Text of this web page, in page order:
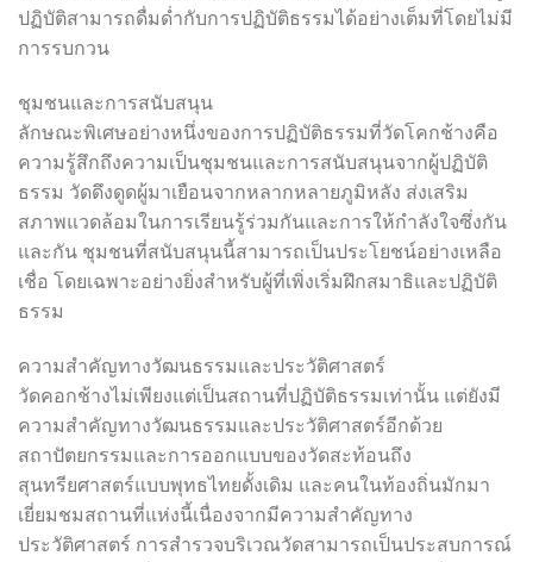
ปฏิบัติสามารถดื่มด่ำกับการปฏิบัติธรรมได้อย่างเต็มที่โดยไม่มี
การรบกวน
ชุมชนและการสนับสนุน
ลักษณะพิเศษอย่างหนึ่งของการปฏิบัติธรรมที่วัดโคกช้างคือ
ความรู้สึกถึงความเป็นชุมชนและการสนับสนุนจากผู้ปฏิบัติ
ธรรม วัดดึงดูดผู้มาเยือนจากหลากหลายภูมิหลัง ส่งเสริม
สภาพแวดล้อมในการเรียนรู้ร่วมกันและการให้กำลังใจซึ่งกัน
และกัน ชุมชนที่สนับสนุนนี้สามารถเป็นประโยชน์อย่างเหลือ
เชื่อ โดยเฉพาะอย่างยิ่งสำหรับผู้ที่เพิ่งเริ่มฝึกสมาธิและปฏิบัติ
ธรรม
ความสำคัญทางวัฒนธรรมและประวัติศาสตร์
วัดคอกช้างไม่เพียงแต่เป็นสถานที่ปฏิบัติธรรมเท่านั้น แต่ยังมี
ความสำคัญทางวัฒนธรรมและประวัติศาสตร์อีกด้วย
สถาปัตยกรรมและการออกแบบของวัดสะท้อนถึง
สุนทรียศาสตร์แบบพุทธไทยดั้งเดิม และคนในท้องถิ่นมักมา
เยี่ยมชมสถานที่แห่งนี้เนื่องจากมีความสำคัญทาง
ประวัติศาสตร์ การสำรวจบริเวณวัดสามารถเป็นประสบการณ์